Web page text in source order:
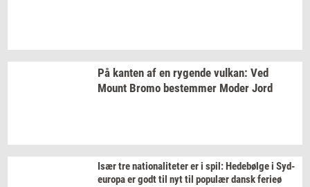
På kan­ten af en ry­gen­de vulkan: Ved
Mount Bromo be­stem­mer Moder Jord
Især trena­tio­na­li­te­terer i spil:He­debøl­gei Sy­d­
eu­ro­paer godt til nyt til po­pu­lærdanskfe­ri­eø